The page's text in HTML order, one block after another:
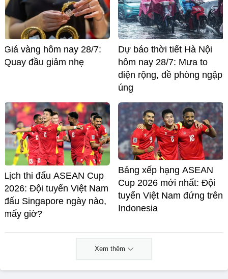
Giá vàng hôm nay 28/7:
Quay đầu giảm nhẹ
Dự báo thời tiết Hà Nội
hôm nay 28/7: Mưa to
diện rộng, đề phòng ngập
úng
Lịch thi đấu ASEAN Cup
2026: Đội tuyển Việt Nam
đấu Singapore ngày nào,
mấy giờ?
Bảng xếp hạng ASEAN
Cup 2026 mới nhất: Đội
tuyển Việt Nam đứng trên
Indonesia
Xem thêm